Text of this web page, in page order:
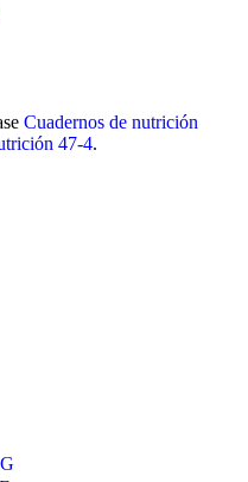
Cuadernos de nutrición
47-4.